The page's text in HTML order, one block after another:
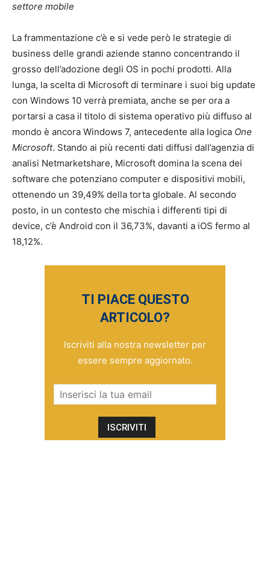
settore mobile
La frammentazione c’è e si vede però le strategie di
business delle grandi aziende stanno concentrando il
grosso dell’adozione degli OS in pochi prodotti. Alla
lunga, la scelta di Microsoft di terminare i suoi big update
con Windows 10 verrà premiata, anche se per ora a
portarsi a casa il titolo di sistema operativo più diffuso al
mondo è ancora Windows 7, antecedente alla logica One
Microsoft. Stando ai più recenti dati diffusi dall’agenzia di
analisi Netmarketshare, Microsoft domina la scena dei
software che potenziano computer e dispositivi mobili,
ottenendo un 39,49% della torta globale. Al secondo
posto, in un contesto che mischia i differenti tipi di
device, c’è Android con il 36,73%, davanti a iOS fermo al
18,12%.
TI PIACE QUESTO
ARTICOLO?
Iscriviti alla nostra newsletter per
essere sempre aggiornato.